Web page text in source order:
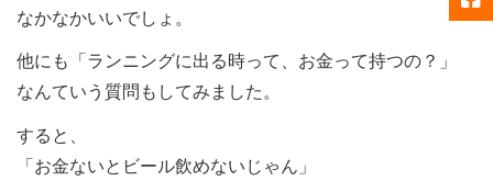
なかなかいいでしょ。
他にも「ランニングに出る時って、お金って持つの？」
なんていう質問もしてみました。
すると、
「お金ないとビール飲めないじゃん」